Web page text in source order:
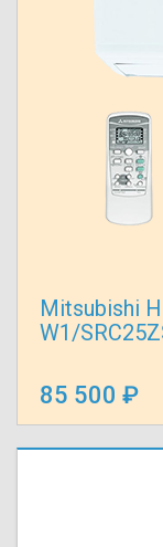
Mitsubishi
W1/
85 500